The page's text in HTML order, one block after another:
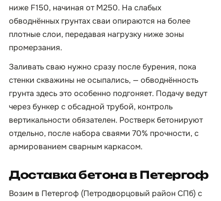
ниже F150, начиная от М250. На слабых
обводнённых грунтах сваи опираются на более
плотные слои, передавая нагрузку ниже зоны
промерзания.
Заливать сваю нужно сразу после бурения, пока
стенки скважины не осыпались, — обводнённость
грунта здесь это особенно подгоняет. Подачу ведут
через бункер с обсадной трубой, контроль
вертикальности обязателен. Ростверк бетонируют
отдельно, после набора сваями 70% прочности, с
армированием сварным каркасом.
Доставка бетона в Петергоф
Возим в Петергоф (Петродворцовый район СПб) с